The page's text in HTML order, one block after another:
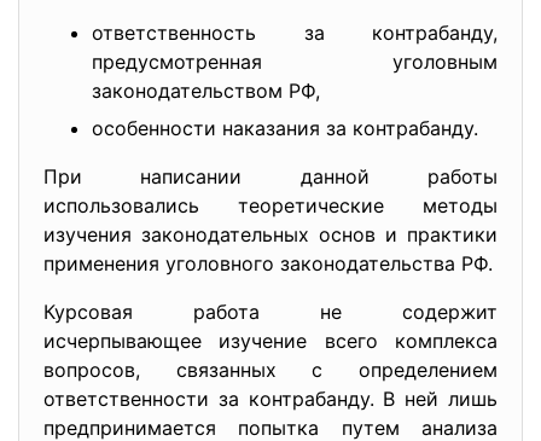
ответственность за контрабанду,
предусмотренная уголовным
законодательством РФ,
особенности наказания за контрабанду.
При написании данной работы
использовались теоретические методы
изучения законодательных основ и практики
применения уголовного законодательства РФ.
Курсовая работа не содержит
исчерпывающее изучение всего комплекса
вопросов, связанных с определением
ответственности за контрабанду. В ней лишь
предпринимается попытка путем анализа